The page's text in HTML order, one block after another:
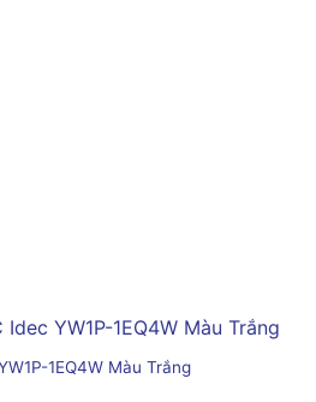
1EQ4W Màu Trắng